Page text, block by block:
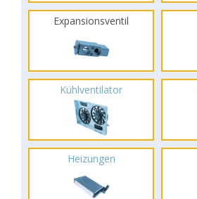
Expansionsventil
Kühlventilator
Heizungen